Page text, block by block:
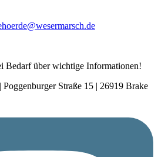
Bedarf über wichtige Informationen!
| Poggenburger Straße 15 | 26919 Brake